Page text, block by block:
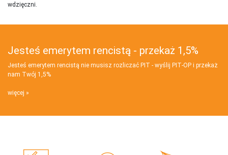
wdzięczni.
Jesteś emerytem rencistą - przekaż 1,5%
Jesteś emerytem rencistą nie musisz rozliczać PIT - wyślij PIT‑OP i przekaż
nam Twój 1,5%
więcej